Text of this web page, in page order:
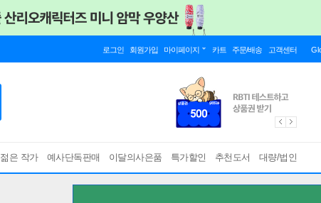
로그인 회원가입 마이페이지 카트 주문/배송 고객센터
젊은 작가 예사단독판매 이달의사은품 특가할인 추천도서 대량/법인